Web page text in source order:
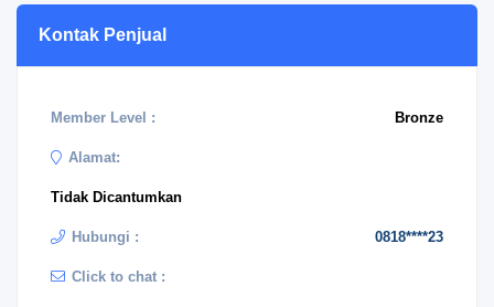
Kontak Penjual
Member Level : Bronze
Alamat:
Tidak Dicantumkan
Hubungi : 0818****23
Click to chat :